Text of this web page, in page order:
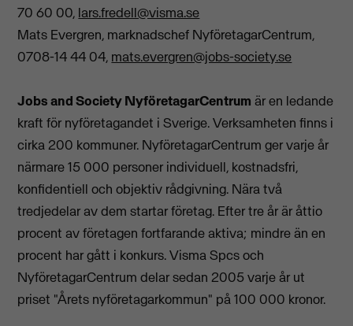
70 60 00, lars.fredell@visma.se
Mats Evergren, marknadschef NyföretagarCentrum,
0708-14 44 04, mats.evergren@jobs-society.se
Jobs and Society NyföretagarCentrum är en ledande
kraft för nyföretagandet i Sverige. Verksamheten finns i
cirka 200 kommuner. NyföretagarCentrum ger varje år
närmare 15 000 personer individuell, kostnadsfri,
konfidentiell och objektiv rådgivning. Nära två
tredjedelar av dem startar företag. Efter tre år är åttio
procent av företagen fortfarande aktiva; mindre än en
procent har gått i konkurs. Visma Spcs och
NyföretagarCentrum delar sedan 2005 varje år ut
priset "Årets nyföretagarkommun" på 100 000 kronor.